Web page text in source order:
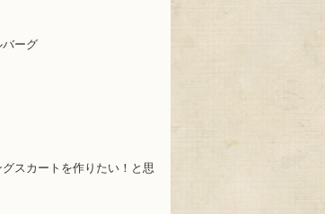
バーグ
スカートを作りたい！と思